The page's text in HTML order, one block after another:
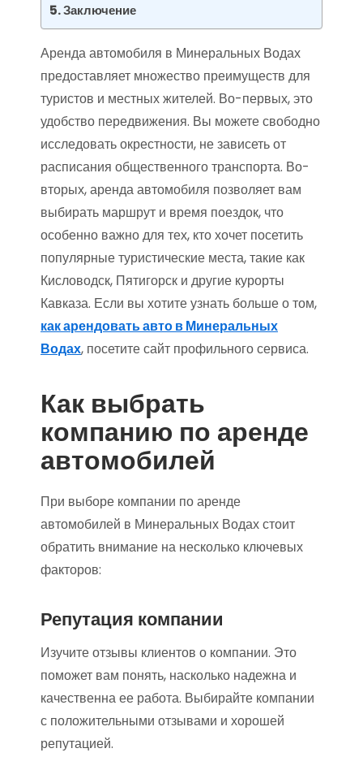
Заключение
Аренда автомобиля в Минеральных Водах
предоставляет множество преимуществ для
туристов и местных жителей. Во-первых, это
удобство передвижения. Вы можете свободно
исследовать окрестности, не зависеть от
расписания общественного транспорта. Во-
вторых, аренда автомобиля позволяет вам
выбирать маршрут и время поездок, что
особенно важно для тех, кто хочет посетить
популярные туристические места, такие как
Кисловодск, Пятигорск и другие курорты
Кавказа. Если вы хотите узнать больше о том,
как арендовать авто в Минеральных
Водах, посетите сайт профильного сервиса.
Как выбрать
компанию по аренде
автомобилей
При выборе компании по аренде
автомобилей в Минеральных Водах стоит
обратить внимание на несколько ключевых
факторов:
Репутация компании
Изучите отзывы клиентов о компании. Это
поможет вам понять, насколько надежна и
качественна ее работа. Выбирайте компании
с положительными отзывами и хорошей
репутацией.